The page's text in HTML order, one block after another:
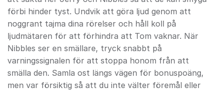
förbi hinder tyst. Undvik att göra ljud genom att
noggrant tajma dina rörelser och håll koll på
ljudmätaren för att förhindra att Tom vaknar. När
Nibbles ser en smällare, tryck snabbt på
varningssignalen för att stoppa honom från att
smälla den. Samla ost längs vägen för bonuspoäng,
men var försiktig så att du inte välter föremål eller